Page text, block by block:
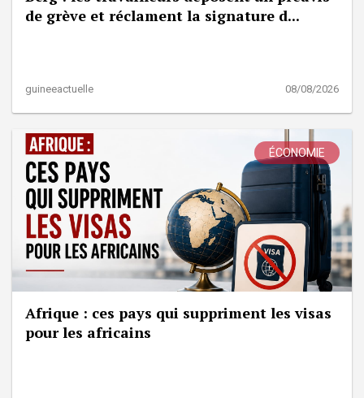
de grève et réclament la signature d...
guineeactuelle 08/08/2026
ÉCONOMIE
Afrique : ces pays qui suppriment les visas
pour les africains